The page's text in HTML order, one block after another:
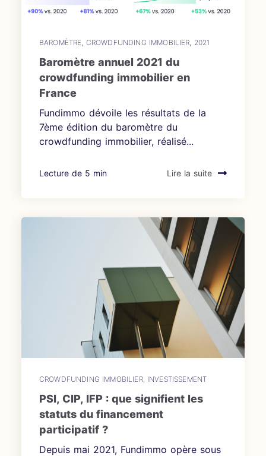
BAROMÈTRE CROWDFUNDING IMMOBILIER 2021
Baromètre annuel 2021 du
crowdfunding immobilier en
France
Fundimmo dévoile les résultats de la
7ème édition du baromètre du
crowdfunding immobilier, réalisé...
Lecture de 5 min Lire la suite
CROWDFUNDING IMMOBILIER, INVESTISSEMENT
PSI, CIP, IFP : que signifient les
statuts du financement
participatif ?
Depuis mai 2021, Fundimmo opère sous